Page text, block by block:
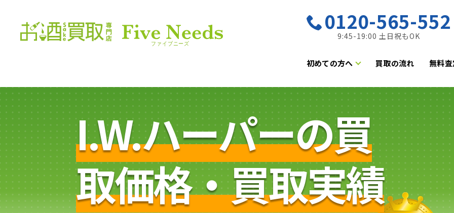
0120-565-552
9:45-19:00 土日祝もOK
初めての方へ 買取の流れ 無料
I.W.ハーパーの買
取価格・買取実績